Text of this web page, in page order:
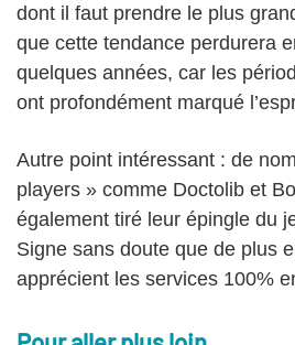
dont il faut prendre le plus
que cette tendance perdurera
quelques années, car les
ont profondément marqué
Autre point intéressant : de
players » comme Doctolib et
également tiré leur épingle du
Signe sans doute que de plus
apprécient les services 100%